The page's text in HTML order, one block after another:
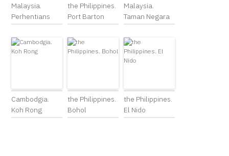
Malaysia.
Perhentians
the Philippines.
Port Barton
Malaysia.
Taman Negara
Cambodgia.
Koh Rong
the Philippines.
Bohol
the Philippines.
El Nido